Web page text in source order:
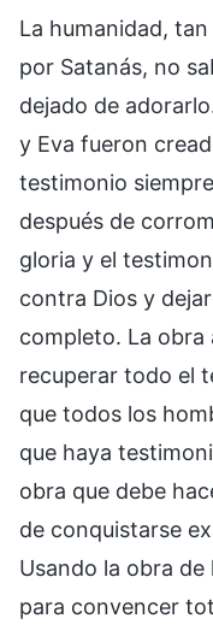
La humanidad,
por Satanás, no
dejado de
y Eva fueron
testimonio
después de
gloria y el
contra Dios y
completo. La obra
recuperar todo el
que todos los
que haya
obra que debe
de conquistarse
Usando la obra de
para convencer